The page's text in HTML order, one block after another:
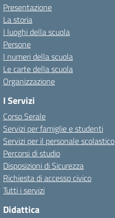
Presentazione
La storia
I luoghi della scuola
Persone
I numeri della scuola
Le carte della scuola
Organizzazione
I Servizi
Corso Serale
Servizi per famiglie e studenti
Servizi per il personale scolastico
Percorsi di studio
Disposizioni di Sicurezza
Richiesta di accesso civico
Tutti i servizi
Didattica